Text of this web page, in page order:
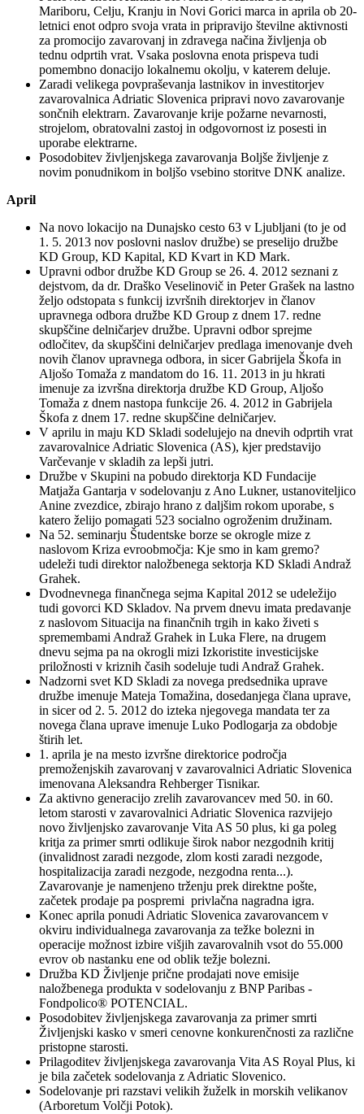
Mariboru, Celju, Kranju in Novi Gorici marca in aprila ob 20-
letnici enot odpro svoja vrata in pripravijo številne aktivnosti
za promocijo zavarovanj in zdravega načina življenja ob
tednu odprtih vrat. Vsaka poslovna enota prispeva tudi
pomembno donacijo lokalnemu okolju, v katerem deluje.
Zaradi velikega povpraševanja lastnikov in investitorjev
zavarovalnica Adriatic Slovenica pripravi novo zavarovanje
sončnih elektrarn. Zavarovanje krije požarne nevarnosti,
strojelom, obratovalni zastoj in odgovornost iz posesti in
uporabe elektrarne.
Posodobitev življenjskega zavarovanja Boljše življenje z
novim ponudnikom in boljšo vsebino storitve DNK analize.
April
Na novo lokacijo na Dunajsko cesto 63 v Ljubljani (to je od
1. 5. 2013 nov poslovni naslov družbe) se preselijo družbe
KD Group, KD Kapital, KD Kvart in KD Mark.
Upravni odbor družbe KD Group se 26. 4. 2012 seznani z
dejstvom, da dr. Draško Veselinovič in Peter Grašek na lastno
željo odstopata s funkcij izvršnih direktorjev in članov
upravnega odbora družbe KD Group z dnem 17. redne
skupščine delničarjev družbe. Upravni odbor sprejme
odločitev, da skupščini delničarjev predlaga imenovanje dveh
novih članov upravnega odbora, in sicer Gabrijela Škofa in
Aljošo Tomaža z mandatom do 16. 11. 2013 in ju hkrati
imenuje za izvršna direktorja družbe KD Group, Aljošo
Tomaža z dnem nastopa funkcije 26. 4. 2012 in Gabrijela
Škofa z dnem 17. redne skupščine delničarjev.
V aprilu in maju KD Skladi sodelujejo na dnevih odprtih vrat
zavarovalnice Adriatic Slovenica (AS), kjer predstavijo
Varčevanje v skladih za lepši jutri.
Družbe v Skupini na pobudo direktorja KD Fundacije
Matjaža Gantarja v sodelovanju z Ano Lukner, ustanoviteljico
Anine zvezdice, zbirajo hrano z daljšim rokom uporabe, s
katero želijo pomagati 523 socialno ogroženim družinam.
Na 52. seminarju Študentske borze se okrogle mize z
naslovom Kriza evroobmočja: Kje smo in kam gremo?
udeleži tudi direktor naložbenega sektorja KD Skladi Andraž
Grahek.
Dvodnevnega finančnega sejma Kapital 2012 se udeležijo
tudi govorci KD Skladov. Na prvem dnevu imata predavanje
z naslovom Situacija na finančnih trgih in kako živeti s
spremembami Andraž Grahek in Luka Flere, na drugem
dnevu sejma pa na okrogli mizi Izkoristite investicijske
priložnosti v kriznih časih sodeluje tudi Andraž Grahek.
Nadzorni svet KD Skladi za novega predsednika uprave
družbe imenuje Mateja Tomažina, dosedanjega člana uprave,
in sicer od 2. 5. 2012 do izteka njegovega mandata ter za
novega člana uprave imenuje Luko Podlogarja za obdobje
štirih let.
1. aprila je na mesto izvršne direktorice področja
premoženjskih zavarovanj v zavarovalnici Adriatic Slovenica
imenovana Aleksandra Rehberger Tisnikar.
Za aktivno generacijo zrelih zavarovancev med 50. in 60.
letom starosti v zavarovalnici Adriatic Slovenica razvijejo
novo življenjsko zavarovanje Vita AS 50 plus, ki ga poleg
kritja za primer smrti odlikuje širok nabor nezgodnih kritij
(invalidnost zaradi nezgode, zlom kosti zaradi nezgode,
hospitalizacija zaradi nezgode, nezgodna renta...).
Zavarovanje je namenjeno trženju prek direktne pošte,
začetek prodaje pa pospremi privlačna nagradna igra.
Konec aprila ponudi Adriatic Slovenica zavarovancem v
okviru individualnega zavarovanja za težke bolezni in
operacije možnost izbire višjih zavarovalnih vsot do 55.000
evrov ob nastanku ene od oblik težje bolezni.
Družba KD Življenje prične prodajati nove emisije
naložbenega produkta v sodelovanju z BNP Paribas -
Fondpolico® POTENCIAL.
Posodobitev življenjskega zavarovanja za primer smrti
Življenjski kasko v smeri cenovne konkurenčnosti za različne
pristopne starosti.
Prilagoditev življenjskega zavarovanja Vita AS Royal Plus, ki
je bila začetek sodelovanja z Adriatic Slovenico.
Sodelovanje pri razstavi velikih žuželk in morskih velikanov
(Arboretum Volčji Potok).